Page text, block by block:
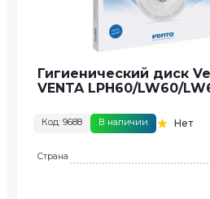
Гигиенический диск
VENTA LPH60/LW60/
Код: 9688 В наличии Нет
Страна